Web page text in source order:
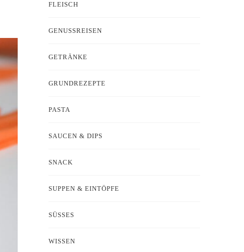
FLEISCH
GENUSSREISEN
GETRÄNKE
GRUNDREZEPTE
PASTA
SAUCEN & DIPS
SNACK
SUPPEN & EINTÖPFE
SÜSSES
WISSEN